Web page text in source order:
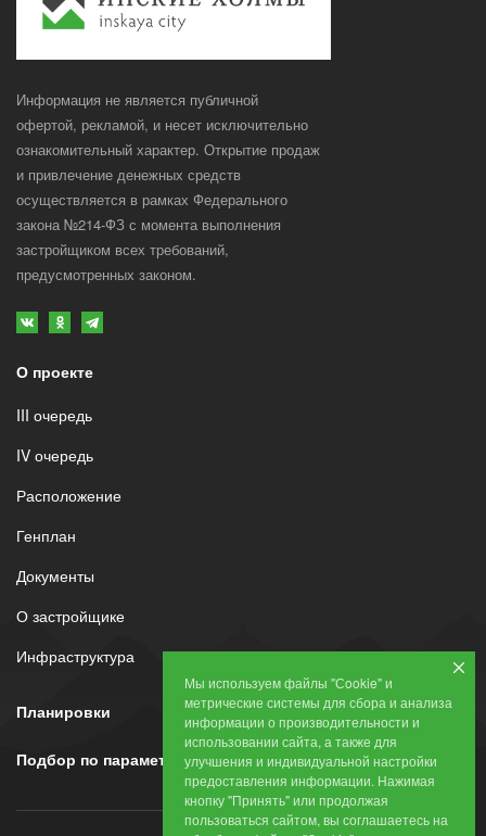
Информация не является публичной
офертой, рекламой, и несет исключительно
ознакомительный характер. Открытие продаж
и привлечение денежных средств
осуществляется в рамках Федерального
закона №214-ФЗ с момента выполнения
застройщиком всех требований,
предусмотренных законом.
О проекте
III очередь
IV очередь
Расположение
Генплан
Документы
О застройщике
Инфраструктура
Планировки
Подбор по параметрам
Мы используем файлы "Сookie" и
метрические системы для сбора и анализа
информации о производительности и
использовании сайта, а также для
улучшения и индивидуальной настройки
предоставления информации. Нажимая
кнопку "Принять" или продолжая
пользоваться сайтом, вы соглашаетесь на